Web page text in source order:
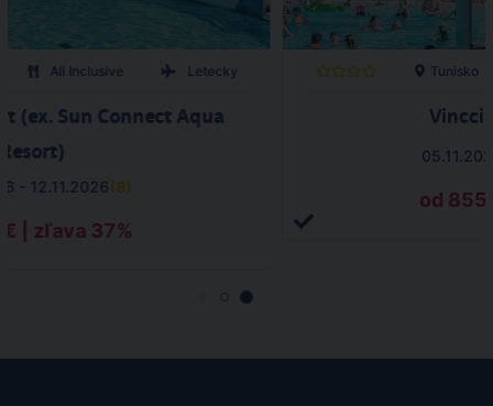
All Inclusive Letecky
(ex. Sun Connect Aqua
Resort)
- 12.11.2026(8)
| zľava 37%
Tunisko
Vincci
od 855